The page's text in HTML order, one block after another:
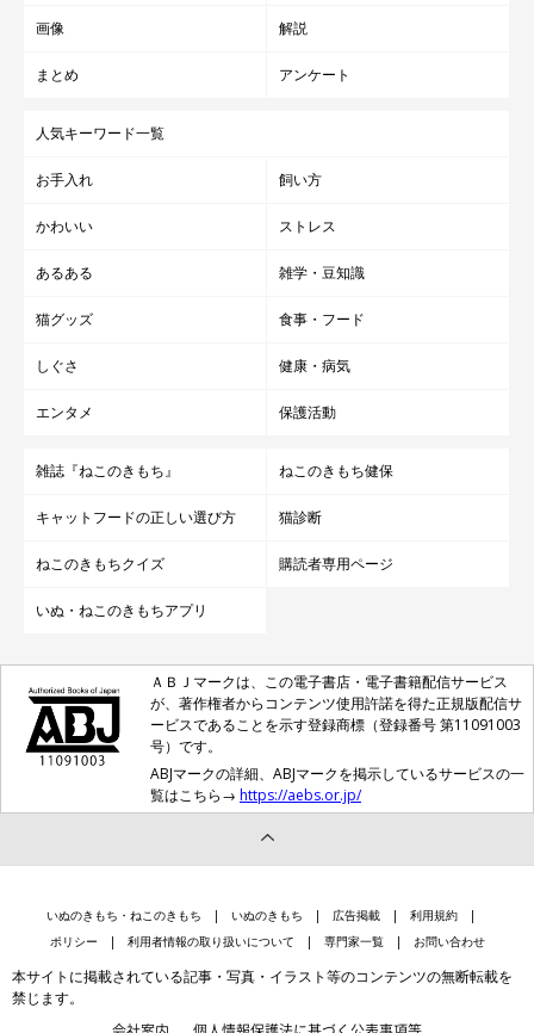
画像 解説
まとめ アンケート
人気キーワード一覧
お手入れ 飼い方
かわいい ストレス
あるある 雑学・豆知識
猫グッズ 食事・フード
しぐさ 健康・病気
エンタメ 保護活動
雑誌『ねこのきもち』 ねこのきもち健保
キャットフードの正しい選び方 猫診断
ねこのきもちクイズ 購読者専用ページ
いぬ・ねこのきもちアプリ
ＡＢＪマークは、この電子書店・電子書籍配信サービス
が、著作権者からコンテンツ使用許諾を得た正規版配信サ
ービスであることを示す登録商標（登録番号 第11091003
号）です。
ABJマークの詳細、ABJマークを掲示しているサービスの一
覧はこちら→ https://aebs.or.jp/
いぬのきもち・ねこのきもち いぬのきもち 広告掲載
利用規約
ポリシー
利用者情報の取り扱いについて 専門家一覧 お問い合わせ
本サイトに掲載されている記事・写真・イラスト等のコンテンツの無断転載を
禁じます。